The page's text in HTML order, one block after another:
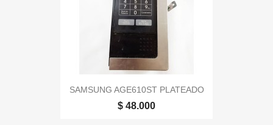
SAMSUNG AGE610ST PLATEADO
$ 48.000